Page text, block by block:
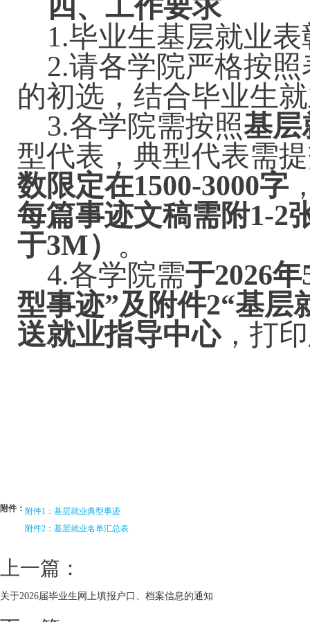
四、工作要求
1.毕业生基层就业
2.请各学院严格按
的初选，结合毕业生
3.各学院需按照基层
型代表，典型代表需
数限定在1500-3000字
每篇事迹文稿需附1-2
于3M） 。
4.各学院需于2026年
型事迹”及附件2“基层
送就业指导中心，打
附件： 附件1：基层就业典型事迹
附件2：基层就业名单汇总表
上一篇：
关于2026届毕业生网上填报户口、档案信息的通知